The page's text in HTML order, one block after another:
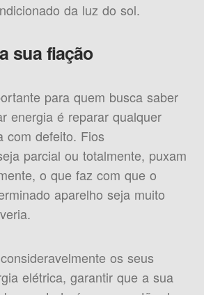
da luz do sol.
sua fiação
para quem busca saber
energia é reparar qualquer
com defeito. Fios
parcial ou totalmente, puxam
o que faz com que o
aparelho seja muito
os seus
elétrica, garantir que a sua